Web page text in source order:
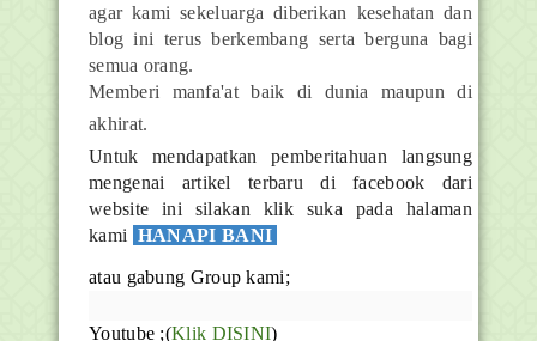
agar kami sekeluarga diberikan kesehatan dan
blog ini terus berkembang serta berguna bagi
semua orang.
Memberi manfa'at baik di dunia maupun di
akhirat.
Untuk mendapatkan pemberitahuan langsung
mengenai artikel terbaru di facebook dari
website ini silakan klik suka pada halaman
kami HANAPI BANI
atau gabung Group kami;
Youtube ;(Klik DISINI)